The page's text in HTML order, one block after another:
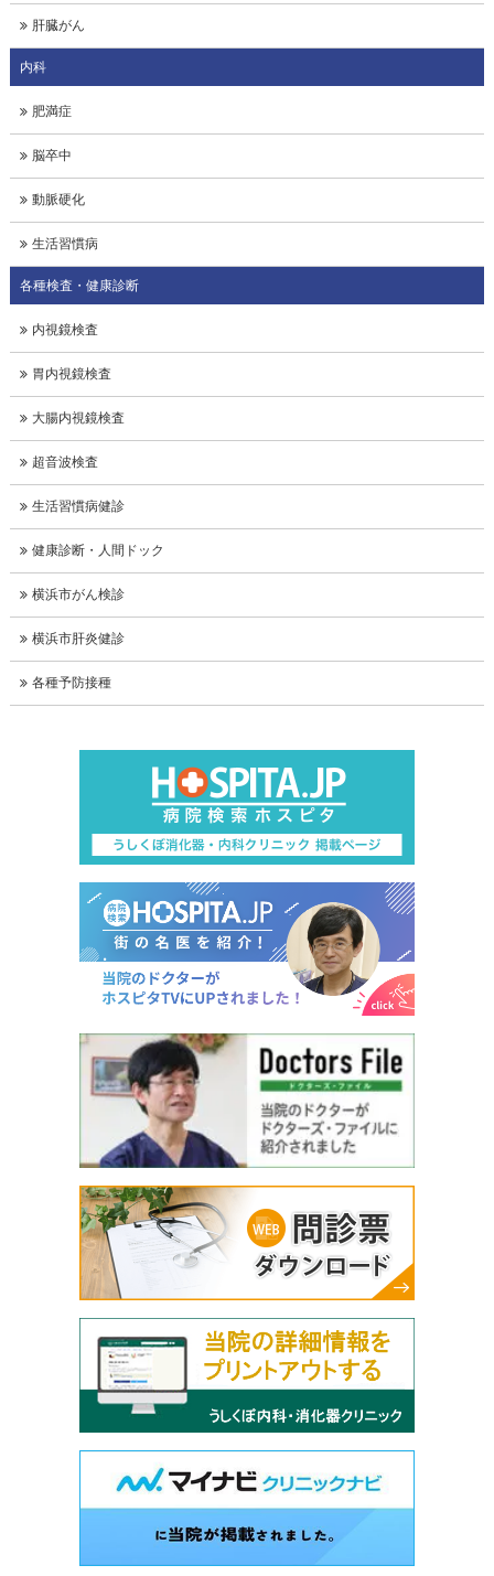
肝臓がん
内科
肥満症
脳卒中
動脈硬化
生活習慣病
各種検査・健康診断
内視鏡検査
胃内視鏡検査
大腸内視鏡検査
超音波検査
生活習慣病健診
健康診断・人間ドック
横浜市がん検診
横浜市肝炎健診
各種予防接種